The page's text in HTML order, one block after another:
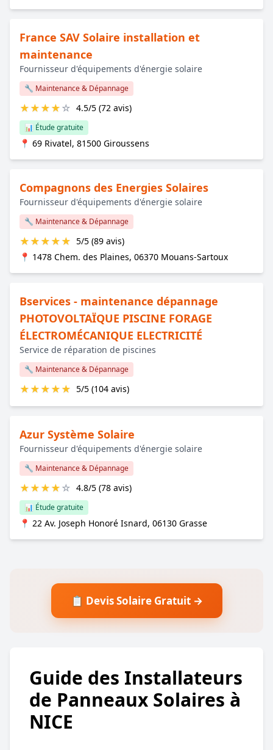
France SAV Solaire installation et
maintenance
Fournisseur d'équipements d'énergie solaire
🔧 Maintenance & Dépannage
★★★★☆ 4.5/5 (72 avis)
📊 Étude gratuite
📍 69 Rivatel, 81500 Giroussens
Compagnons des Energies Solaires
Fournisseur d'équipements d'énergie solaire
🔧 Maintenance & Dépannage
★★★★★ 5/5 (89 avis)
📍 1478 Chem. des Plaines, 06370 Mouans-Sartoux
Bservices - maintenance dépannage
PHOTOVOLTAÏQUE PISCINE FORAGE
ÉLECTROMÉCANIQUE ELECTRICITÉ
Service de réparation de piscines
🔧 Maintenance & Dépannage
★★★★★ 5/5 (104 avis)
Azur Système Solaire
Fournisseur d'équipements d'énergie solaire
🔧 Maintenance & Dépannage
★★★★☆ 4.8/5 (78 avis)
📊 Étude gratuite
📍 22 Av. Joseph Honoré Isnard, 06130 Grasse
📋 Devis Solaire Gratuit →
Guide des Installateurs
de Panneaux Solaires à
NICE